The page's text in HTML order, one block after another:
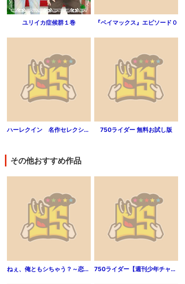
ユリイカ症候群１巻 『ベイマックス』エピソード０
ハーレクイン 名作セレクション vol.64 750ライダー 無料お試し版
その他おすすめ作品
ねぇ、俺ともシちゃう？～恋する野獣と恋敵(1) 750ライダー【週刊少年チャンピオン版】（1）